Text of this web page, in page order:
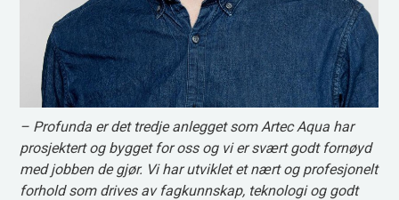
– Profunda er det tredje anlegget som Artec Aqua har
prosjektert og bygget for oss og vi er svært godt fornøyd
med jobben de gjør. Vi har utviklet et nært og profesjonelt
forhold som drives av fagkunnskap, teknologi og godt